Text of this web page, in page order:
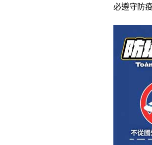
必遵守防